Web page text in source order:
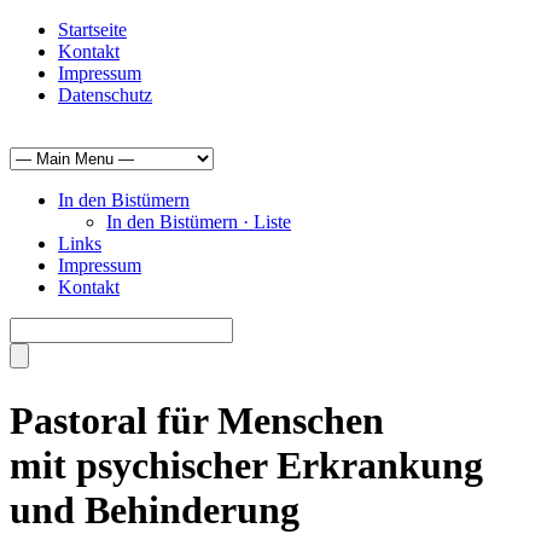
Startseite
Kontakt
Impressum
Datenschutz
In den Bistümern
In den Bistümern · Liste
Links
Impressum
Kontakt
Pastoral für Menschen
mit psychischer Erkrankung
und Behinderung